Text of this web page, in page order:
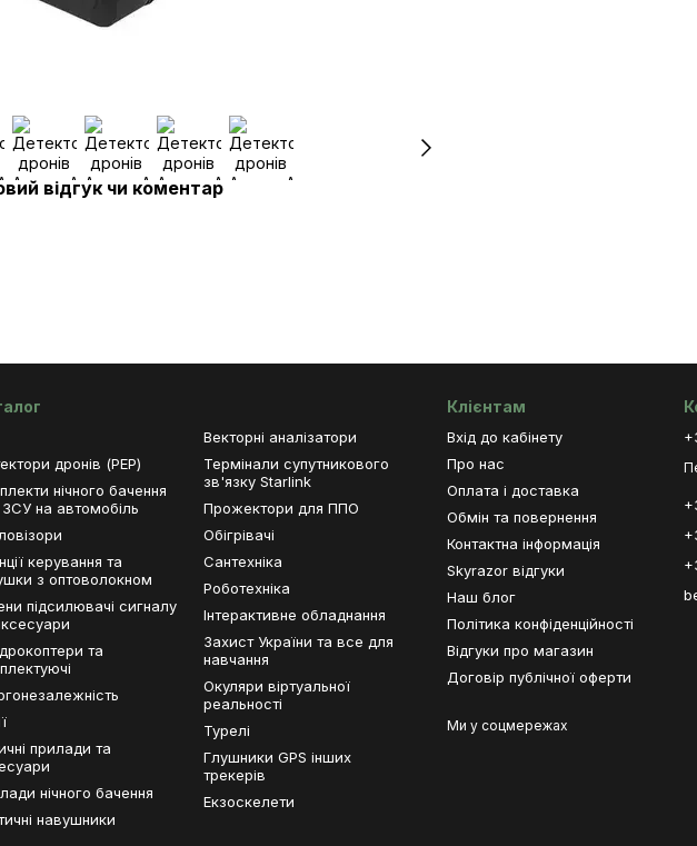
відгук чи коментар
дронів (РЕР)
нічного бачення
на автомобіль
керування та
з оптоволокном
підсилювачі сигналу
та
прилади та
нічного бачення
навушники
Векторні аналізатори
Термінали супутникового
зв'язку Starlink
Прожектори для ППО
Обігрівачі
Сантехніка
Роботехніка
Інтерактивне обладнання
Захист України та все для
навчання
Окуляри віртуальної
реальності
Турелі
Глушники GPS інших
трекерів
Екзоскелети
Клієнтам
Вхід до кабінету
Про нас
Оплата і доставка
Обмін та повернення
Контактна інформація
Skyrazor відгуки
Наш блог
Політика конфіденційності
Відгуки про магазин
Договір публічної оферти
Ми у соцмережах